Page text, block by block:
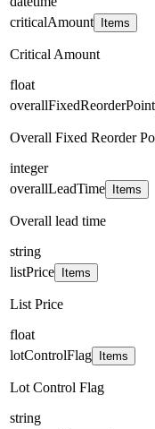
criticalAmount
Items
Critical Amount
float
overallFixedReorderPoint
Overall Fixed Reorder
integer
overallLeadTime
Items
Overall lead time
string
listPrice
Items
List Price
float
lotControlFlag
Items
Lot Control Flag
string